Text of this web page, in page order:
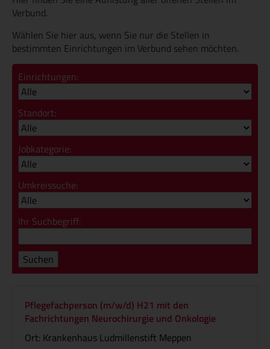
Verbund.
Wählen Sie hier aus, wenn Sie nur die Stellen in
bestimmten Einrichtungen im Verbund sehen möchten.
Einrichtungen:
Standort:
Jobkategorie:
Umkreissuche:
Ihr Suchbegriff:
Suchen
Pflegefachperson (m/w/d) H21 mit den
Fachrichtungen Neurochirurgie und Onkologie
Ort: Krankenhaus Ludmillenstift Meppen